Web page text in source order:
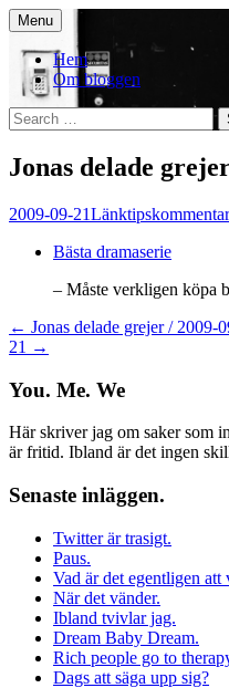
Skip
to
content
You. Me. We.
Menu
Hem
Om bloggen
Search
for:
Jonas delade
2009-09-21Länktips
Bästa dramaserie
– Måste verkligen köpa
Post
navigation
← Jonas delade grejer / 2009-
21 →
You. Me. We
Här skriver jag om saker som
är fritid. Ibland är det ingen
Senaste inläggen.
Twitter är trasigt.
Paus.
Vad är det egentligen att
När det vänder.
Ibland tvivlar jag.
Dream Baby Dream.
Rich people go to
Dags att säga upp sig?